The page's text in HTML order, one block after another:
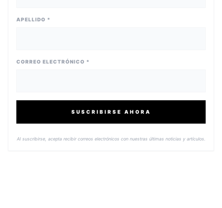
APELLIDO *
CORREO ELECTRÓNICO *
SUSCRIBIRSE AHORA
Al suscribirse, acepta recibir correos electrónicos con nuestras últimas noticias y artículos.